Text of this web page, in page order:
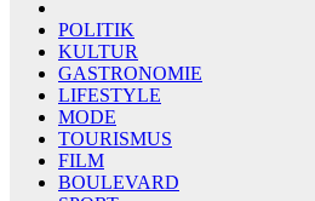
POLITIK
KULTUR
GASTRONOMIE
LIFESTYLE
MODE
TOURISMUS
FILM
BOULEVARD